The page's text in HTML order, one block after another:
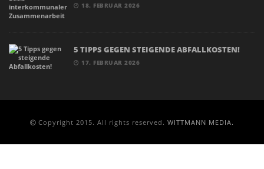
18. FEBRUAR 2026
5 TIPPS GEGEN STEIGENDE ABFALLKOSTEN!
17. FEBRUAR 2026
Copyright 2015. All rights reserved. WITTMANN MEDIA.